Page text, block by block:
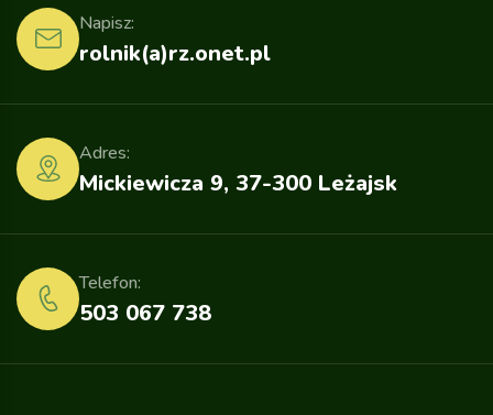
rolnik(a)rz.onet.pl
Napisz:
Mickiewicza 9, 37-300 Leżajsk
Adres:
503 067 738
Telefon: